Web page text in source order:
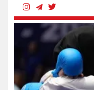
انرژی
را شیفته کرد